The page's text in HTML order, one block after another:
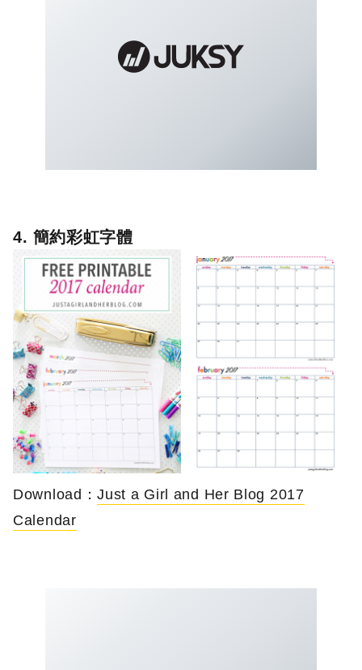
4. 簡約彩虹字體
Download：Just a Girl and Her Blog 2017
Calendar